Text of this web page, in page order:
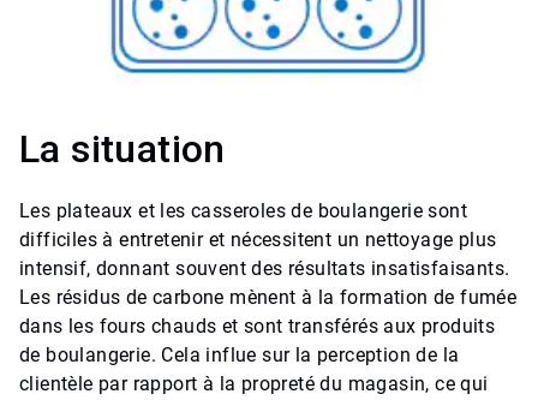
La situation
Les plateaux et les casseroles de boulangerie sont
difficiles à entretenir et nécessitent un nettoyage plus
intensif, donnant souvent des résultats insatisfaisants.
Les résidus de carbone mènent à la formation de fumée
dans les fours chauds et sont transférés aux produits
de boulangerie. Cela influe sur la perception de la
clientèle par rapport à la propreté du magasin, ce qui